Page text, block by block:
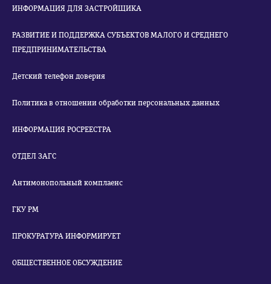
ИНФОРМАЦИЯ ДЛЯ ЗАСТРОЙЩИКА
РАЗВИТИЕ И ПОДДЕРЖКА СУБЪЕКТОВ МАЛОГО И СРЕДНЕГО
ПРЕДПРИНИМАТЕЛЬСТВА
Детский телефон доверия
Политика в отношении обработки персональных данных
ИНФОРМАЦИЯ РОСРЕЕСТРА
ОТДЕЛ ЗАГС
Антимонопольный комплаенс
ГКУ РМ
ПРОКУРАТУРА ИНФОРМИРУЕТ
ОБЩЕСТВЕННОЕ ОБСУЖДЕНИЕ